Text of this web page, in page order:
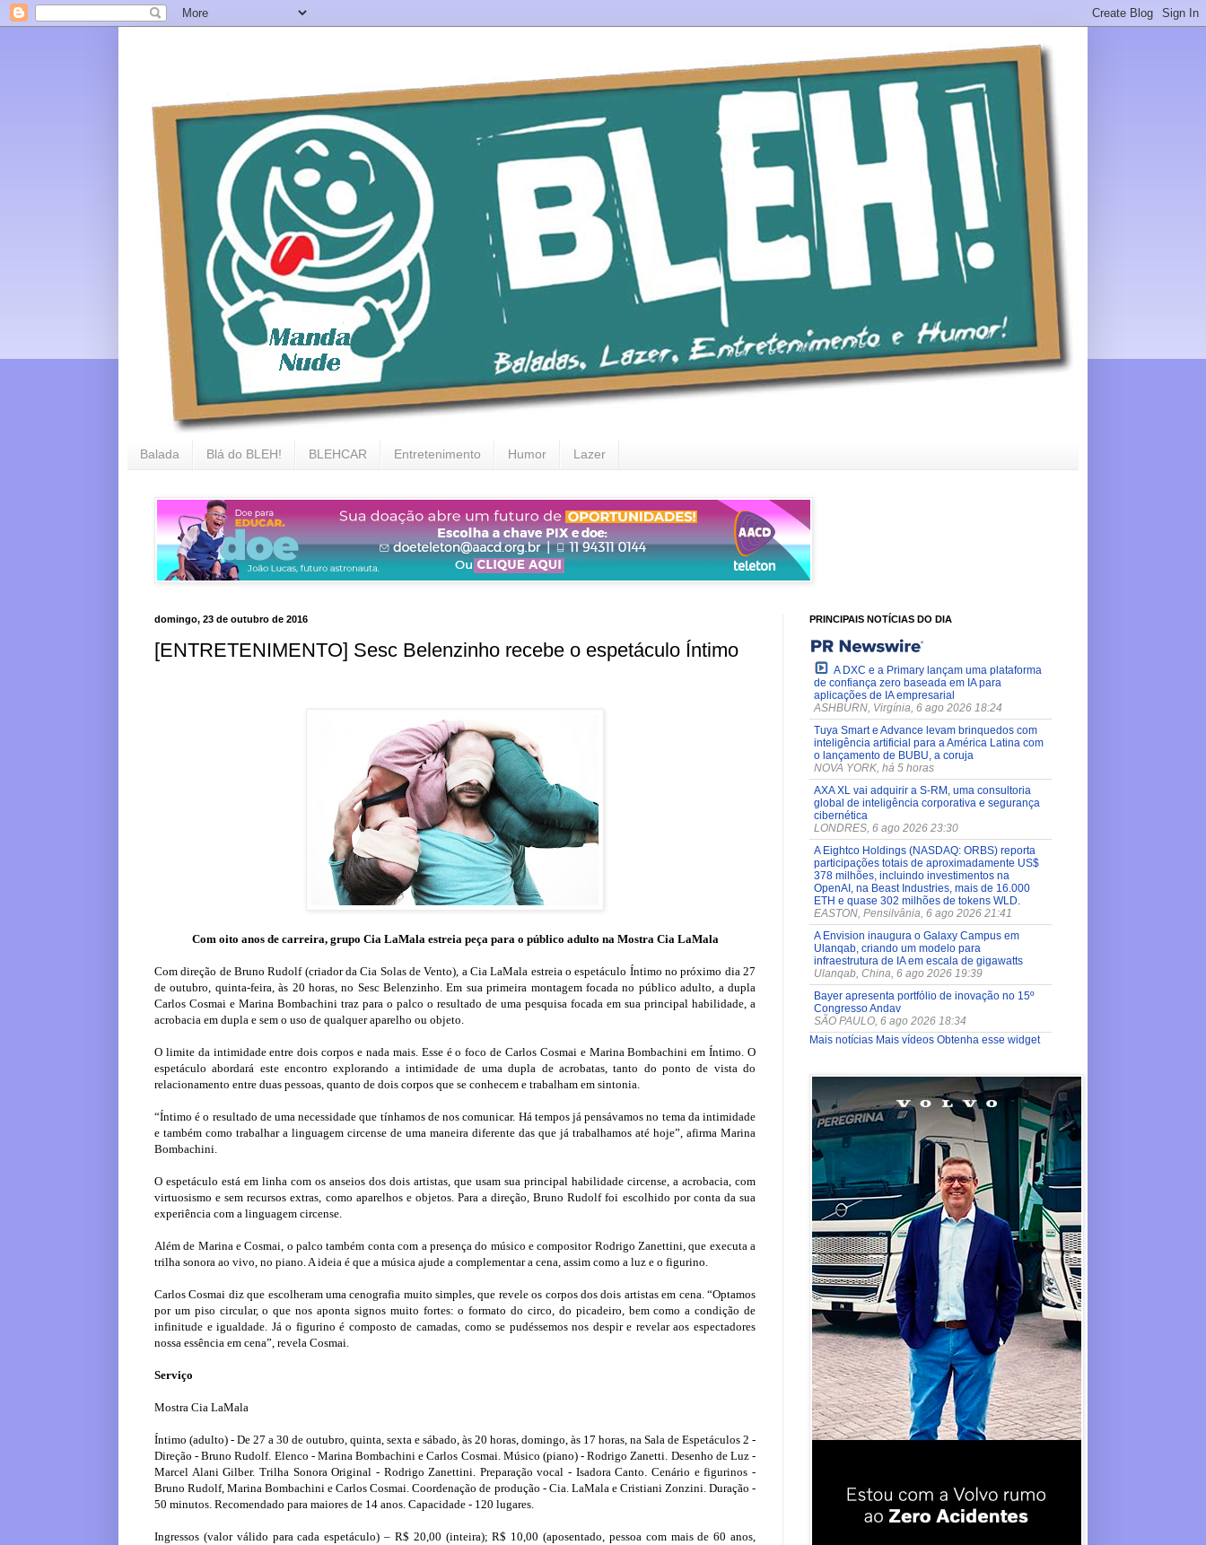
Balada Blá do BLEH! BLEHCAR Entretenimento Humor Lazer
domingo, 23 de outubro de 2016
[ENTRETENIMENTO] Sesc Belenzinho recebe o espetáculo Íntimo
Com oito anos de carreira, grupo Cia LaMala estreia peça para o público adulto na Mostra Cia LaMala
Com direção de Bruno Rudolf (criador da Cia Solas de Vento), a Cia LaMala estreia o espetáculo Íntimo no próximo dia 27
de outubro, quinta-feira, às 20 horas, no Sesc Belenzinho. Em sua primeira montagem focada no público adulto, a dupla
Carlos Cosmai e Marina Bombachini traz para o palco o resultado de uma pesquisa focada em sua principal habilidade, a
acrobacia em dupla e sem o uso de qualquer aparelho ou objeto.
O limite da intimidade entre dois corpos e nada mais. Esse é o foco de Carlos Cosmai e Marina Bombachini em Íntimo. O
espetáculo abordará este encontro explorando a intimidade de uma dupla de acrobatas, tanto do ponto de vista do
relacionamento entre duas pessoas, quanto de dois corpos que se conhecem e trabalham em sintonia.
“Íntimo é o resultado de uma necessidade que tínhamos de nos comunicar. Há tempos já pensávamos no tema da intimidade
e também como trabalhar a linguagem circense de uma maneira diferente das que já trabalhamos até hoje”, afirma Marina
Bombachini.
O espetáculo está em linha com os anseios dos dois artistas, que usam sua principal habilidade circense, a acrobacia, com
virtuosismo e sem recursos extras, como aparelhos e objetos. Para a direção, Bruno Rudolf foi escolhido por conta da sua
experiência com a linguagem circense.
Além de Marina e Cosmai, o palco também conta com a presença do músico e compositor Rodrigo Zanettini, que executa a
trilha sonora ao vivo, no piano. A ideia é que a música ajude a complementar a cena, assim como a luz e o figurino.
Carlos Cosmai diz que escolheram uma cenografia muito simples, que revele os corpos dos dois artistas em cena. “Optamos
por um piso circular, o que nos aponta signos muito fortes: o formato do circo, do picadeiro, bem como a condição de
infinitude e igualdade. Já o figurino é composto de camadas, como se pudéssemos nos despir e revelar aos espectadores
nossa essência em cena”, revela Cosmai.
Serviço
Mostra Cia LaMala
Íntimo (adulto) - De 27 a 30 de outubro, quinta, sexta e sábado, às 20 horas, domingo, às 17 horas, na Sala de Espetáculos 2 -
Direção - Bruno Rudolf. Elenco - Marina Bombachini e Carlos Cosmai. Músico (piano) - Rodrigo Zanetti. Desenho de Luz -
Marcel Alani Gilber. Trilha Sonora Original - Rodrigo Zanettini. Preparação vocal - Isadora Canto. Cenário e figurinos -
Bruno Rudolf, Marina Bombachini e Carlos Cosmai. Coordenação de produção - Cia. LaMala e Cristiani Zonzini. Duração -
50 minutos. Recomendado para maiores de 14 anos. Capacidade - 120 lugares.
Ingressos (valor válido para cada espetáculo) – R$ 20,00 (inteira); R$ 10,00 (aposentado, pessoa com mais de 60 anos,
PRINCIPAIS NOTÍCIAS DO DIA
A DXC e a Primary lançam uma plataforma
de confiança zero baseada em IA para
aplicações de IA empresarial
ASHBURN, Virgínia, 6 ago 2026 18:24
Tuya Smart e Advance levam brinquedos com
inteligência artificial para a América Latina com
o lançamento de BUBU, a coruja
NOVA YORK, há 5 horas
AXA XL vai adquirir a S-RM, uma consultoria
global de inteligência corporativa e segurança
cibernética
LONDRES, 6 ago 2026 23:30
A Eightco Holdings (NASDAQ: ORBS) reporta
participações totais de aproximadamente US$
378 milhões, incluindo investimentos na
OpenAI, na Beast Industries, mais de 16.000
ETH e quase 302 milhões de tokens WLD.
EASTON, Pensilvânia, 6 ago 2026 21:41
A Envision inaugura o Galaxy Campus em
Ulanqab, criando um modelo para
infraestrutura de IA em escala de gigawatts
Ulanqab, China, 6 ago 2026 19:39
Bayer apresenta portfólio de inovação no 15º
Congresso Andav
SÃO PAULO, 6 ago 2026 18:34
Mais notícias Mais vídeos Obtenha esse widget